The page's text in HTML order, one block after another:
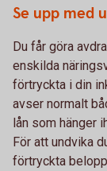
Se upp med
Du får göra
enskilda
förtryckta i din
avser normalt
lån som hänger
För att undvika
förtryckta